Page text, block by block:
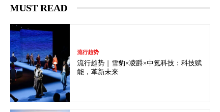
MUST READ
流行趋势
流行趋势｜雪豹×凌爵×中氪科技：科技赋
能，革新未来